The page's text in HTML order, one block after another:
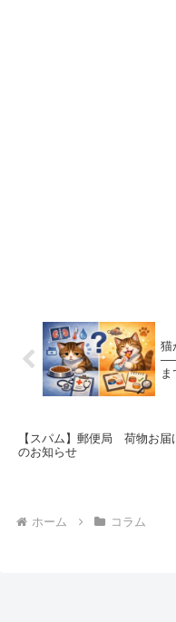
猫
ま
【スパム】郵便局 荷物お届
のお知らせ
ホーム コラム